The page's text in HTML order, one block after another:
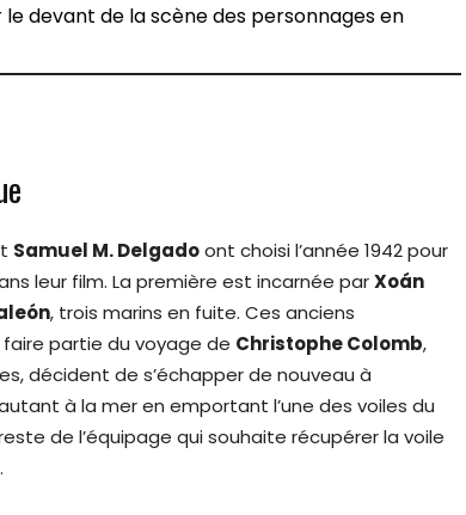
devant de la scène des personnages en
Samuel M. Delgadoont choisi l’année 1942 pour
leur film. La première est incarnée parXoán
, trois marins en fuite. Ces anciens
partie du voyage de Christophe Colomb,
décident de s’échapper de nouveau à
à la mer en emportant l’une des voiles du
de l’équipage qui souhaite récupérer la voile